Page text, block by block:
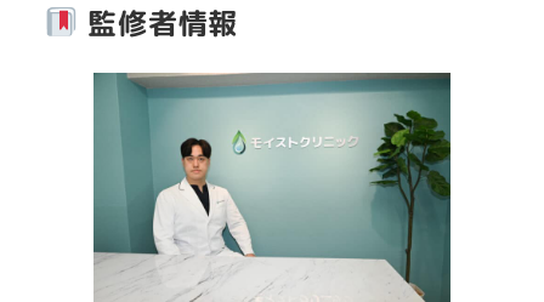
監修者情報